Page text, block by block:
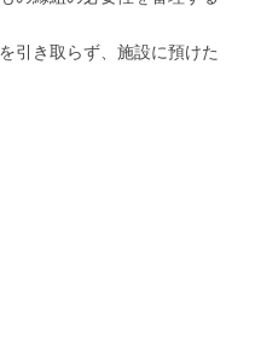
引き取らず、施設に預けた